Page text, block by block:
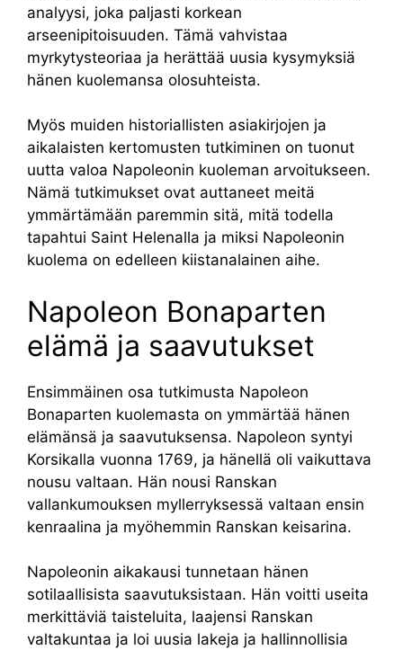
analyysi, joka paljasti korkean
arseenipitoisuuden. Tämä vahvistaa
myrkytysteoriaa ja herättää uusia kysymyksiä
hänen kuolemansa olosuhteista.
Myös muiden historiallisten asiakirjojen ja
aikalaisten kertomusten tutkiminen on tuonut
uutta valoa Napoleonin kuoleman arvoitukseen.
Nämä tutkimukset ovat auttaneet meitä
ymmärtämään paremmin sitä, mitä todella
tapahtui Saint Helenalla ja miksi Napoleonin
kuolema on edelleen kiistanalainen aihe.
Napoleon Bonaparten
elämä ja saavutukset
Ensimmäinen osa tutkimusta Napoleon
Bonaparten kuolemasta on ymmärtää hänen
elämänsä ja saavutuksensa. Napoleon syntyi
Korsikalla vuonna 1769, ja hänellä oli vaikuttava
nousu valtaan. Hän nousi Ranskan
vallankumouksen myllerryksessä valtaan ensin
kenraalina ja myöhemmin Ranskan keisarina.
Napoleonin aikakausi tunnetaan hänen
sotilaallisista saavutuksistaan. Hän voitti useita
merkittäviä taisteluita, laajensi Ranskan
valtakuntaa ja loi uusia lakeja ja hallinnollisia